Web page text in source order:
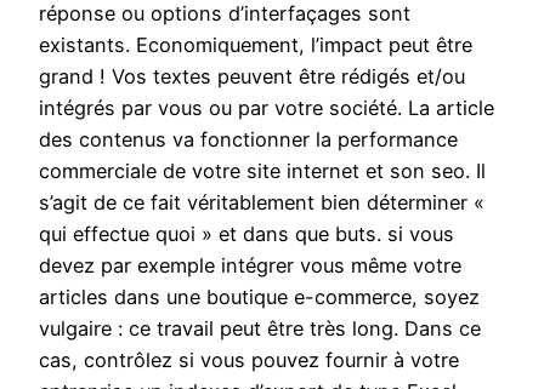
réponse ou options d’interfaçages sont
existants. Economiquement, l’impact peut être
grand ! Vos textes peuvent être rédigés et/ou
intégrés par vous ou par votre société. La article
des contenus va fonctionner la performance
commerciale de votre site internet et son seo. Il
s’agit de ce fait véritablement bien déterminer «
qui effectue quoi » et dans que buts. si vous
devez par exemple intégrer vous même votre
articles dans une boutique e-commerce, soyez
vulgaire : ce travail peut être très long. Dans ce
cas, contrôlez si vous pouvez fournir à votre